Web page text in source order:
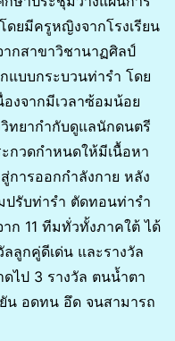
ดยมีครูหญิงจากโรงเรียน
ากสาขาวิชานาฏศิลป์
แบบกระบวนท่ารำ โดย
งจากมีเวลาซ้อมน้อย
ทยากำกับดูแลนักดนตรี
กวดกำหนดให้มีเนื้อหา
การออกกำลังกาย หลัง
รับท่ารำ ตัดทอนท่ารำ
ก 11 ทีมทั่วทั้งภาคใต้ ได้
ลูกคู่ดีเด่น และรางวัล
ไป 3 รางวัล ตนน้ำตา
น อดทน อึด จนสามารถ